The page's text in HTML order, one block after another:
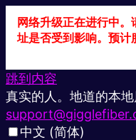
网络升级正在进行中
址是否受到影响。预计
跳到内容
真实的人。地道的本地
中文 (简体)